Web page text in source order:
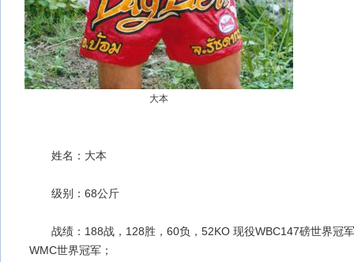
大本
姓名：大本
级别：68公斤
战绩：188战，128胜，60负，52KO 现役WBC147磅世界冠
WMC世界冠军；